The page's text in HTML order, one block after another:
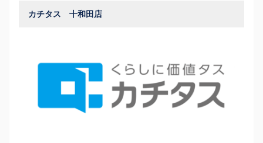
カチタス 十和田店